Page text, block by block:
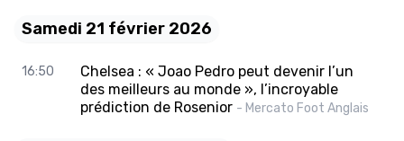
Samedi 21 février 2026
16:50
Chelsea : « Joao Pedro peut devenir l’un
des meilleurs au monde », l’incroyable
prédiction de Rosenior - Mercato Foot Anglais